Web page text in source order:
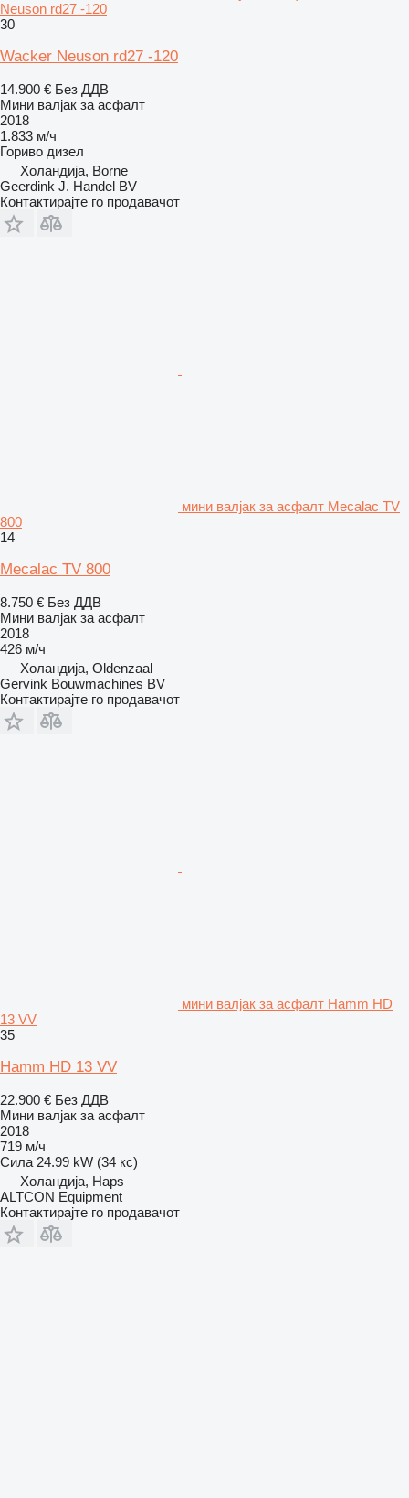
Neuson rd27 -120
30
Wacker Neuson rd27 -120
14.900 € Без ДДВ
Мини валјак за асфалт
2018
1.833 м/ч
Гориво дизел
Холандија, Borne
Geerdink J. Handel BV
Контактирајте го продавачот
мини валјак за асфалт Mecalac TV
800
14
Mecalac TV 800
8.750 € Без ДДВ
Мини валјак за асфалт
2018
426 м/ч
Холандија, Oldenzaal
Gervink Bouwmachines BV
Контактирајте го продавачот
мини валјак за асфалт Hamm HD
13 VV
35
Hamm HD 13 VV
22.900 € Без ДДВ
Мини валјак за асфалт
2018
719 м/ч
Сила 24.99 kW (34 кс)
Холандија, Haps
ALTCON Equipment
Контактирајте го продавачот